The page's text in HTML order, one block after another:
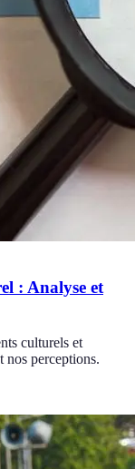
: Analyse et
culturels et
nos perceptions.